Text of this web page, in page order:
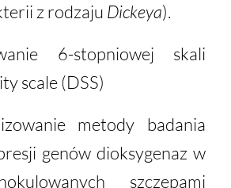
z rodzaju Dickeya).
6-stopniowej skali
scale (DSS)
metody badania
genów dioksygenaz w
szczepami